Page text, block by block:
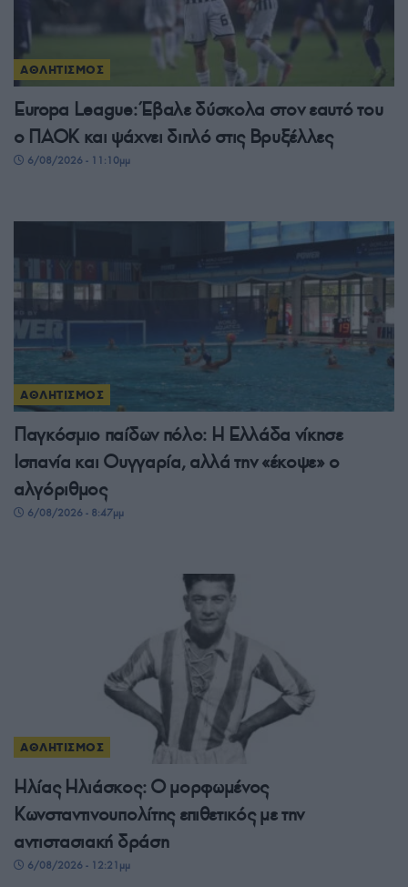
ΑΘΛΗΤΙΣΜΟΣ
Europa League: Έβαλε δύσκολα στον εαυτό του
ο ΠΑΟΚ και ψάχνει διπλό στις Βρυξέλλες
6/08/2026 - 11:10μμ
ΑΘΛΗΤΙΣΜΟΣ
Παγκόσμιο παίδων πόλο: Η Ελλάδα νίκησε
Ισπανία και Ουγγαρία, αλλά την «έκοψε» ο
αλγόριθμος
6/08/2026 - 8:47μμ
ΑΘΛΗΤΙΣΜΟΣ
Ηλίας Ηλιάσκος: Ο μορφωμένος
Κωνσταντινουπολίτης επιθετικός με την
αντιστασιακή δράση
6/08/2026 - 12:21μμ